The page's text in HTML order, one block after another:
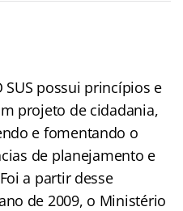
SUS possui princípios e
projeto de cidadania,
e fomentando o
de planejamento e
a partir desse
de 2009, o Ministério